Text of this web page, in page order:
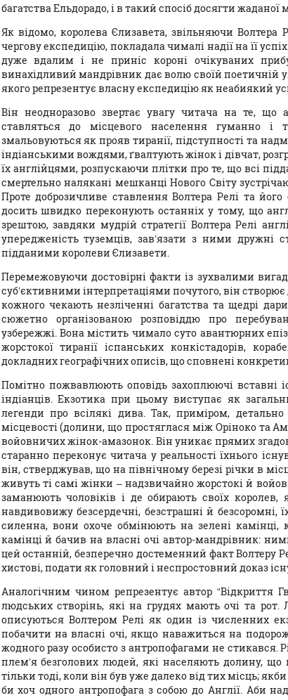
багатства Ельдорадо, і в такий спосіб досягти жаданої
Як відомо, королева Єлизавета, звільняючи
чергову експедицію, покладала чималі надії на її
дуже вдалим і не приніс короні очікуваних
винахідливий мандрівник дає волю своїй поетичній
якого репрезентує власну експедицію як неабиякий
Він неодноразово звертає увагу читача на те, що
ставляться до місцевого населення гуманно
змальовуються як прояв тиранії, підступності та
індіанськими вождями, ґвалтують жінок і дівчат,
їх англійцями, розпускаючи плітки про те, що всі
смертельно налякані мешканці Нового Світу
Проте доброзичливе ставлення Волтера Релі та
досить швидко переконують останніх у тому, що
зрештою, завдяки мудрій стратегії Волтера Релі
упередженість туземців, зав’язати з ними
підданими королеви Єлизавети.
Перемежовуючи достовірні факти із зухвалими
суб’єктивними інтерпретаціями почутого, він
кожного чекають незліченні багатства та щедрі
сюжетно організованою розповіддю про
узбережжі. Вона містить чимало суто авантюрних
жорстокої тиранії іспанських конкістадорів,
докладних географічних описів, що сповнені
Помітно пожвавлюють оповідь захоплюючі вставні
індіанців. Екзотика при цьому виступає як
легенди про всілякі дива. Так, приміром,
місцевості (долини, що простяглася між Оріноко та
войовничих жінок-амазонок. Він уникає прямих
старанно переконує читача у реальності їхнього
він, стверджував, що на північному березі річки в
живуть ті самі жінки – надзвичайно жорстокі й
заманюють чоловіків і де обирають своїх
навдивовижу безсердечні, безстрашні й безсоромні,
силенна, вони охоче обмінюють на зелені камінці,
камінці й бачив на власні очі автор-мандрівник:
цей останній, безперечно достеменний факт
хистові, подати як головний і неспростовний доказ
Аналогічним чином репрезентує автор “Відкриття
людських створінь, які на грудях мають очі та рот.
описуються Волтером Релі як один із численних
побачити на власні очі, якщо наважиться на
жодного разу особисто з антропофагами не стикався.
плем’я безголових людей, які населяють долину,
тільки тоді, коли він був уже далеко від тих місць;
би хоч одного антропофага з собою до Англії. Аби